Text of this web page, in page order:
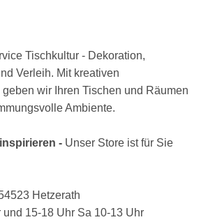
Tischkultur - Dekoration,
Verleih. Mit kreativen
wir Ihren Tischen und Räumen
Ambiente.
- Unser Store ist für Sie
Hetzerath
und 15-18 Uhr Sa 10-13 Uhr